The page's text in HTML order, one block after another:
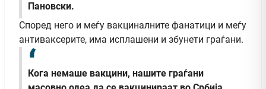
Пановски.
Според него и меѓу вакциналните фанатици и меѓу
антиваксерите, има исплашени и збунети граѓани.
Кога немаше вакцини, нашите граѓани